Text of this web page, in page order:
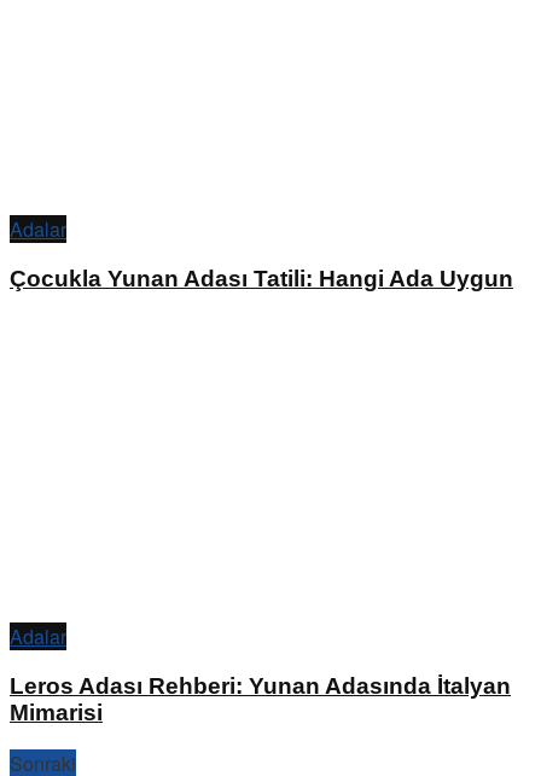
Adalar
Çocukla Yunan Adası Tatili: Hangi Ada Uygun
Adalar
Leros Adası Rehberi: Yunan Adasında İtalyan
Mimarisi
Sonraki